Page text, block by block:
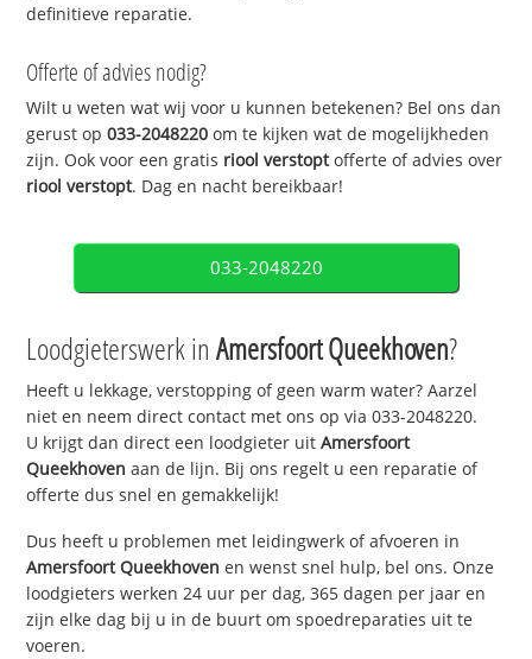
definitieve reparatie.
Offerte of advies nodig?
Wilt u weten wat wij voor u kunnen betekenen? Bel ons dan
gerust op033-2048220 om te kijken wat de mogelijkheden
zijn. Ook voor een gratis riool verstoptofferte of advies over
riool verstopt. Dag en nacht bereikbaar!
033-2048220
Loodgieterswerk inAmersfoort Queekhoven?
Heeft u lekkage, verstopping of geen warm water? Aarzel
niet en neem direct contact met ons op via 033-2048220.
U krijgt dan direct een loodgieter uitAmersfoort
Queekhoven aan de lijn. Bij ons regelt u een reparatie of
offerte dus snel en gemakkelijk!
Dus heeft u problemen met leidingwerk of afvoeren in
Amersfoort Queekhoven en wenst snel hulp, bel ons. Onze
loodgieters werken 24 uur per dag, 365 dagen per jaar en
zijn elke dag bij u in de buurt om spoedreparaties uit te
voeren.